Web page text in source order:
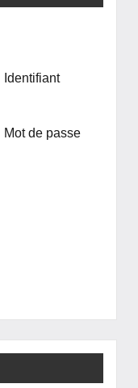
Identifiant
Mot de passe